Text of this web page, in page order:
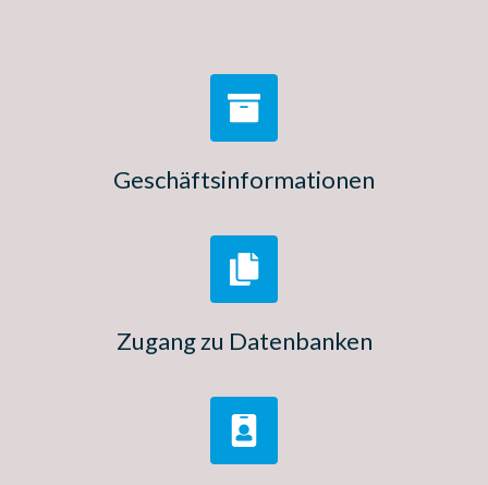
Geschäftsinformationen
Zugang zu Datenbanken